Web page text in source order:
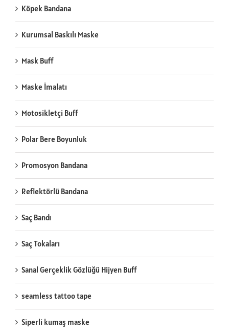
Köpek Bandana
Kurumsal Baskılı Maske
Mask Buff
Maske İmalatı
Motosikletçi Buff
Polar Bere Boyunluk
Promosyon Bandana
Reflektörlü Bandana
Saç Bandı
Saç Tokaları
Sanal Gerçeklik Gözlüğü Hijyen Buff
seamless tattoo tape
Siperli kumaş maske